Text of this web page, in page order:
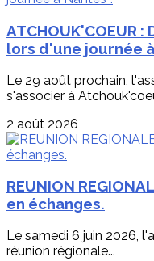
ATCHOUK'COEUR
lors d'une journée
Le 29 août prochain,
s'associer à
2 août 2026
REUNION
en échanges.
Le samedi 6 juin 2026,
réunion régionale...